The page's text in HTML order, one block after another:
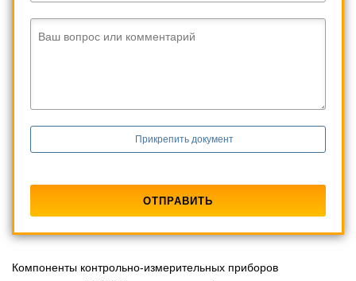
Ваш вопрос или комментарий
Прикрепить документ
Компоненты контрольно-измерительных приборов